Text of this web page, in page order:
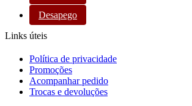
Desapego
Links úteis
Política de privacidade
Promoções
Acompanhar pedido
Trocas e devoluções